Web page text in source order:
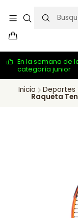
En la semana de
categoría junior
Inicio Deportes
Raqueta